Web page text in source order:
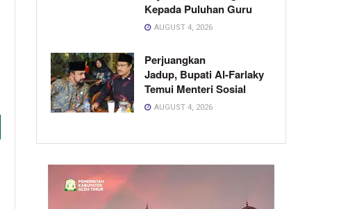
Kepada Puluhan Guru
AUGUST 4, 2026
Perjuangkan
Jadup, Bupati Al-Farlaky
Temui Menteri Sosial
AUGUST 4, 2026